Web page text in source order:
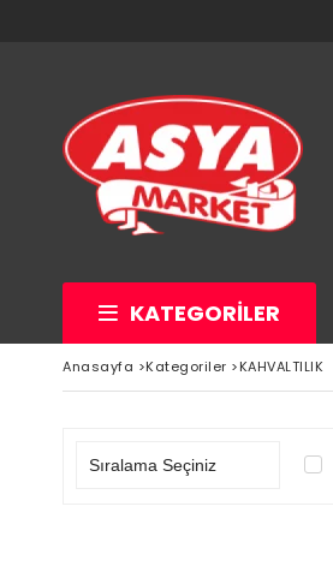
KATEGORILER
Anasayfa >Kategoriler >KAHVALTILIK